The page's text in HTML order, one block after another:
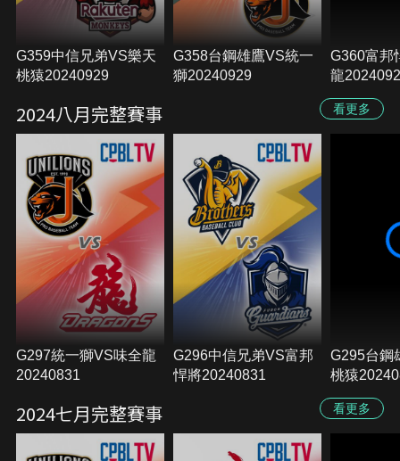
G359中信兄弟VS樂天
桃猿20240929
G358台鋼雄鷹VS統一
獅20240929
G360富邦
龍
2024八月完整賽事 看更多
G297統一獅VS味全龍
20240831
G296中信兄弟VS富邦
悍將20240831
G295台鋼
桃猿
2024七月完整賽事 看更多